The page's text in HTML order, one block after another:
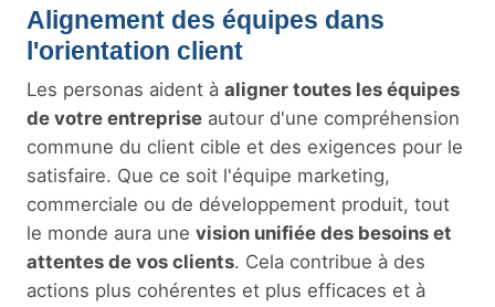
Alignement des équipes dans
l'orientation client
Les personas aident à aligner toutes les équipes
de votre entreprise autour d'une compréhension
commune du client cible et des exigences pour le
satisfaire. Que ce soit l'équipe marketing,
commerciale ou de développement produit, tout
le monde aura une vision unifiée des besoins et
attentes de vos clients. Cela contribue à des
actions plus cohérentes et plus efficaces et à